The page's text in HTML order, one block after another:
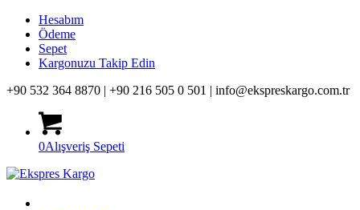
Hesabım
Ödeme
Sepet
Kargonuzu Takip Edin
+90 532 364 8870 | +90 216 505 0 501 | info@ekspreskargo.com.tr
0Alışveriş Sepeti